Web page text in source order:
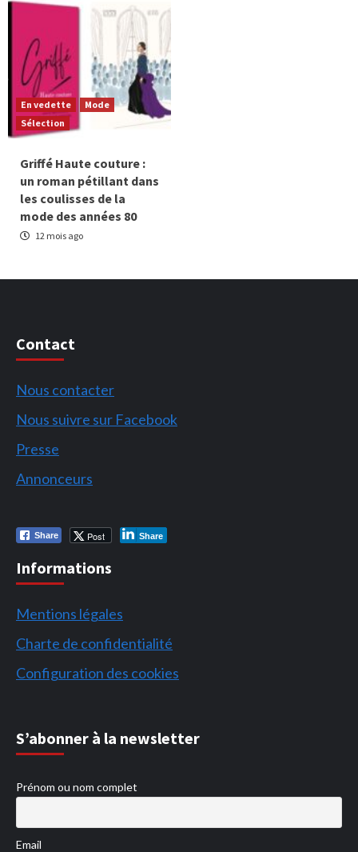
En vedette
Mode
Sélection
Griffé Haute couture :
un roman pétillant dans
les coulisses de la
mode des années 80
12 mois ago
Contact
Nous contacter
Nous suivre sur Facebook
Presse
Annonceurs
Share Post Share
Informations
Mentions légales
Charte de confidentialité
Configuration des cookies
S’abonner à la newsletter
Prénom ou nom complet
Email